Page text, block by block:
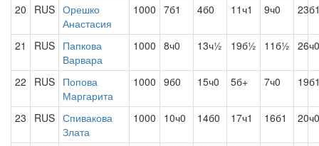
20 RUS Орешко
Анастасия
1000 7б1 4б0 11ч1 9ч0
21 RUS Папкова
Варвара
1000 8ч0 13ч½ 19б½ 11б½ 26ч0
22 RUS Попова
Маргарита
1000 9б0 15ч0 5б+ 7ч0
23 RUS Спивакова
Злата
1000 10ч0 14б0 17ч1 16б1 20ч0